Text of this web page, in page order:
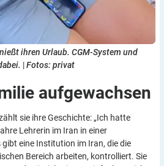
ihren Urlaub. CGM-System und
|Fotos: privat
aufgewachsen
sie ihre Geschichte: „Ich hatte
Lehrerin im Iran in einer
eine Institution im Iran, die die
Bereich arbeiten, kontrolliert. Sie